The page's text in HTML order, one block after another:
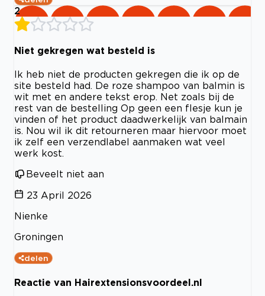
2
Niet gekregen wat besteld is
Ik heb niet de producten gekregen die ik op de
site besteld had. De roze shampoo van balmin is
wit met en andere tekst erop. Net zoals bij de
rest van de bestelling Op geen een flesje kun je
vinden of het product daadwerkelijk van balmain
is. Nou wil ik dit retourneren maar hiervoor moet
ik zelf een verzendlabel aanmaken wat veel
werk kost.
Beveelt niet aan
23 April 2026
Nienke
Groningen
delen
Reactie van Hairextensionsvoordeel.nl